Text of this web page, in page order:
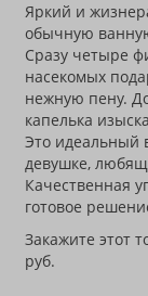
Яркий и
обычную
Сразу четыре
насекомых
нежную пену.
капелька
Это идеальный
девушке,
Качественная
готовое
Закажите этот
руб.